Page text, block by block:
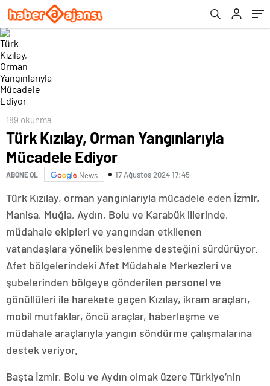
189 okunma
Türk Kızılay, Orman Yangınlarıyla
Mücadele Ediyor
ABONE OL News 17 Ağustos 2024 17:45
Türk Kızılay, orman yangınlarıyla mücadele eden İzmir,
Manisa, Muğla, Aydın, Bolu ve Karabük illerinde,
müdahale ekipleri ve yangından etkilenen
vatandaşlara yönelik beslenme desteğini sürdürüyor.
Afet bölgelerindeki Afet Müdahale Merkezleri ve
şubelerinden bölgeye gönderilen personel ve
gönüllüleri ile harekete geçen Kızılay, ikram araçları,
mobil mutfaklar, öncü araçlar, haberleşme ve
müdahale araçlarıyla yangın söndürme çalışmalarına
destek veriyor.
Başta İzmir, Bolu ve Aydın olmak üzere Türkiye’nin